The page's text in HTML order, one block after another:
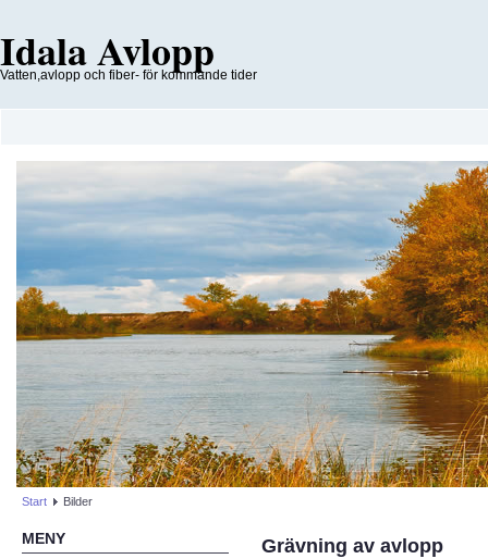
Idala Avlopp
Vatten,avlopp och fiber- för kommande tider
Start Bilder
MENY Grävning av avlopp